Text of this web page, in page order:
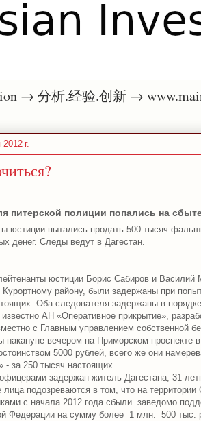
→ 分析.经验.创新 →
г.
питерской полиции попались на
юстиции пытались продать 500 тысяч
денег. Следы ведут в Дагестан.
юстиции Борис Сабиров и
Курортному району, были задержаны при
Оба следователя задержаны в
известно АН «Оперативное прикрытие»,
с Главным управлением собственной
накануне вечером на Приморском проспекте
5000 рублей, всего же они
- за 250 тысяч настоящих.
задержан житель Дагестана, 31-
лица подозреваются в том, что на
с начала 2012 года сбыли заведомо
Федерации на сумму более 1 млн. 500 тыс.